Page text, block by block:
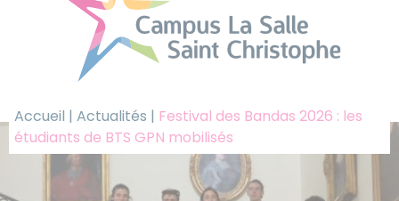
Accueil | Actualités | Festival des Bandas 2026 : les
étudiants de BTS GPN mobilisés